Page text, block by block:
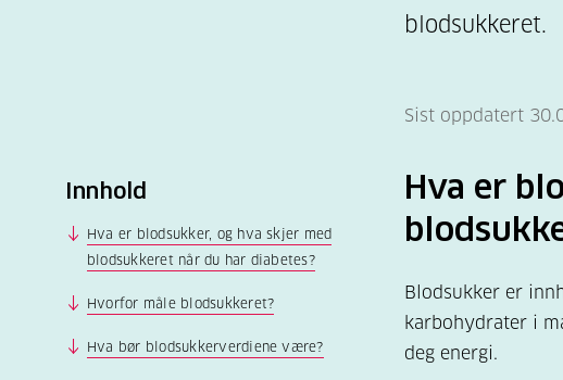
blodsukkeret.
Sist oppdatert
Innhold
Hva er blodsukker, og hva skjer med
blodsukkeret når du har diabetes?
Hvorfor måle blodsukkeret?
Hva bør blodsukkerverdiene være?
Hva er
Blodsukker er
karbohydrater i
deg energi.